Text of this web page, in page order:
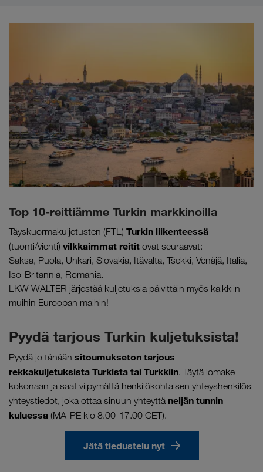
Top 10-reittiämme Turkin markkinoilla
Täyskuormakuljetusten (FTL) Turkin liikenteessä
(tuonti/vienti) vilkkaimmat reitit ovat seuraavat:
Saksa, Puola, Unkari, Slovakia, Itävalta, Tšekki, Venäjä, Italia,
Iso-Britannia, Romania.
LKW WALTER järjestää kuljetuksia päivittäin myös kaikkiin
muihin Euroopan maihin!
Pyydä tarjous Turkin kuljetuksista!
Pyydä jo tänään sitoumukseton tarjous
rekkakuljetuksista Turkista tai Turkkiin. Täytä lomake
kokonaan ja saat viipymättä henkilökohtaisen yhteyshenkilösi
yhteystiedot, joka ottaa sinuun yhteyttä neljän tunnin
kuluessa (MA-PE klo 8.00-17.00 CET).
Jätä tiedustelu nyt